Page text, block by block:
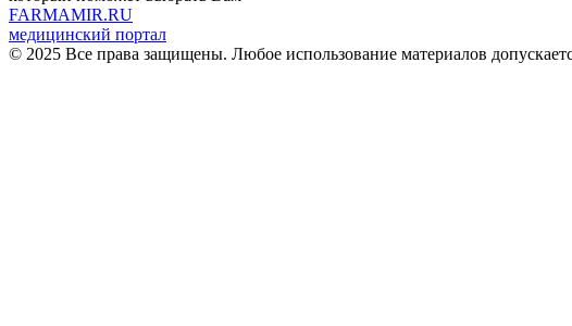
FARMAMIR.RU
медицинский портал
© 2025 Все права защищены. Любое использование материалов